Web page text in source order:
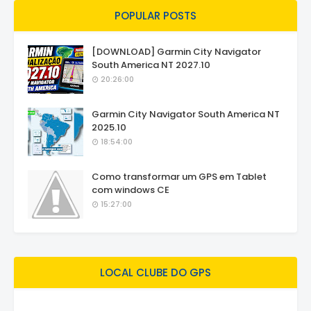
POPULAR POSTS
[DOWNLOAD] Garmin City Navigator
South America NT 2027.10
20:26:00
Garmin City Navigator South America NT
2025.10
18:54:00
Como transformar um GPS em Tablet
com windows CE
15:27:00
LOCAL CLUBE DO GPS